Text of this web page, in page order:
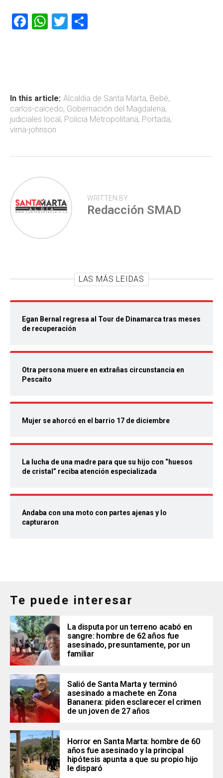
F
ok
W
p
p
T
tir
In this article: Alcaldia de Santa Marta, Bebé,
carlos-caicedo, Gobernación del Magdalena,
judiciales local, Policia Metropolitana, Portada,
virna-johnson
WRITTEN BY
Redacción SMAD
LAS MÁS LEIDAS
Egan Bernal regresa al Tour de Dinamarca tras meses
de recuperación
Otra persona muere en extrañas circunstancia en
Pescaíto
Mujer se ahorcó en el barrio 17 de diciembre
La lucha de una madre para que su hijo con “huesos
de cristal” reciba atención especializada
Andaba con una moto con partes ajenas y lo
capturaron
Te puede interesar
La disputa por un terreno acabó en
sangre: hombre de 62 años fue
asesinado, presuntamente, por un
familiar
Salió de Santa Marta y terminó
asesinado a machete en Zona
Bananera: piden esclarecer el crimen
de un joven de 27 años
Horror en Santa Marta: hombre de 60
años fue asesinado y la principal
hipótesis apunta a que su propio hijo
le disparó